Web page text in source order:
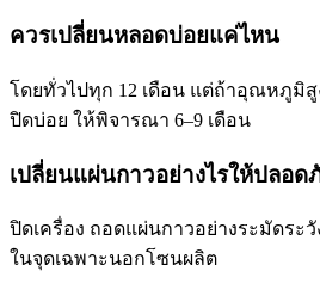
ควรเปลี่ยนหลอดบ่อยแค่ไหน
โดยทั่วไปทุก 12 เดือน แต่ถ้าอุณหภูมิ
ปิดบ่อย ให้พิจารณา 6–9 เดือน
เปลี่ยนแผ่นกาวอย่างไรให้ปลอด
ปิดเครื่อง ถอดแผ่นกาวอย่างระมัดระ
ในจุดเฉพาะนอกโซนผลิต